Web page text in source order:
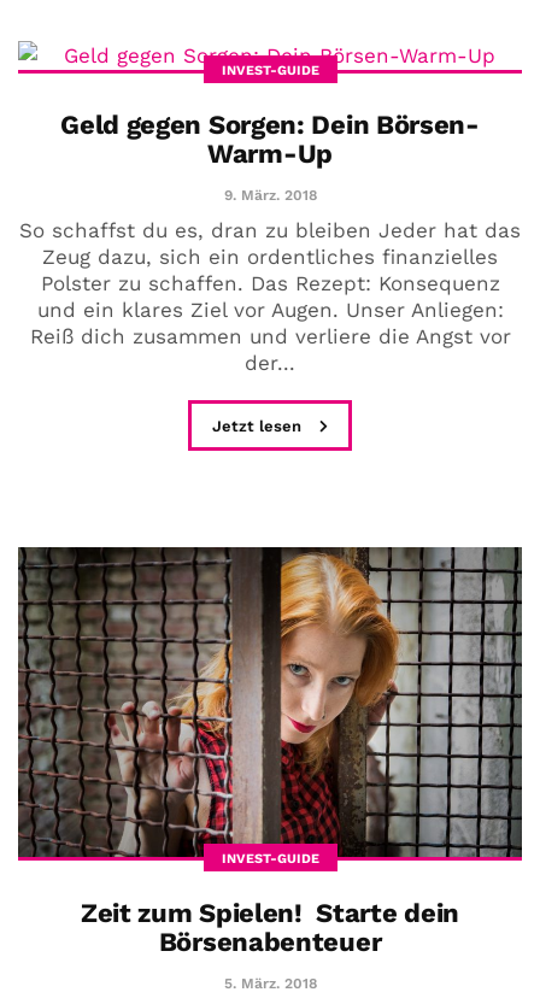
INVEST-GUIDE
Geld gegen Sorgen: Dein Börsen-
Warm-Up
9. März. 2018
So schaffst du es, dran zu bleiben Jeder hat das
Zeug dazu, sich ein ordentliches finanzielles
Polster zu schaffen. Das Rezept: Konsequenz
und ein klares Ziel vor Augen. Unser Anliegen:
Reiß dich zusammen und verliere die Angst vor
der...
Jetzt lesen
INVEST-GUIDE
Zeit zum Spielen! Starte dein
Börsenabenteuer
5. März. 2018